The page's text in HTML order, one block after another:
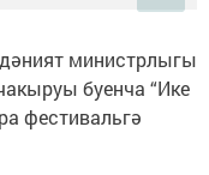
министрлыгы
буенча “Ике
фестивальгә